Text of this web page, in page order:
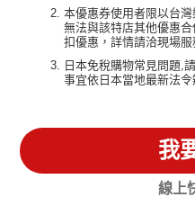
本優惠券使用者限以台
無法與該特店其他優惠
扣優惠，詳情請洽現場服
日本免稅購物常見問題,
事宜依日本當地最新法令
我
線上